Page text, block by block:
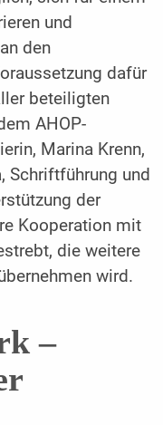
und
den
dafür
beteiligten
AHOP-
Marina Krenn,
Schriftführung und
der
Kooperation mit
die weitere
wird.
–